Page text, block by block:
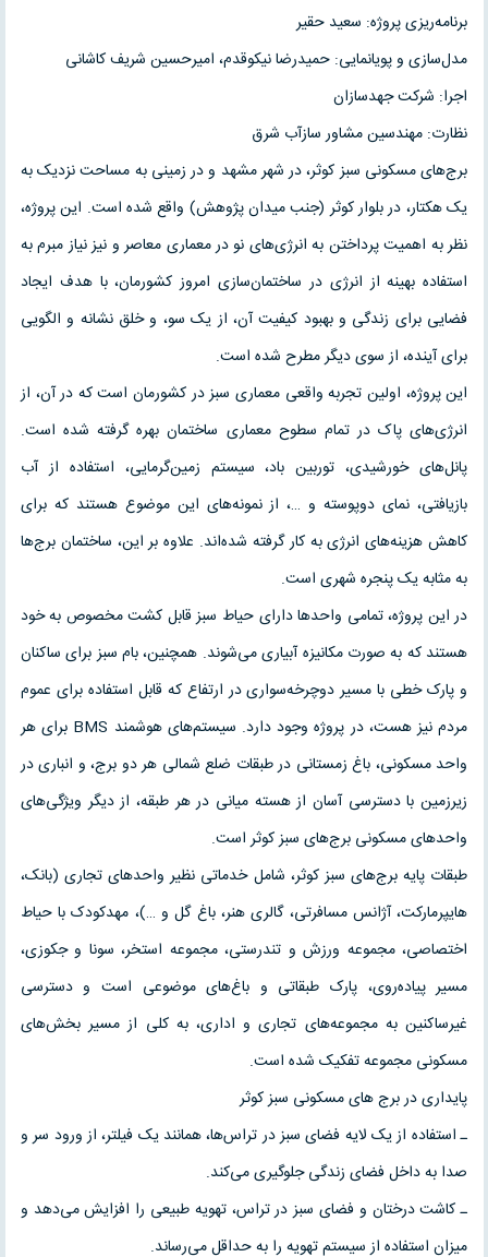
برنامه‌ریزی پروژه: سعید حقیر
مدل‌سازی و پویانمایی: حمیدرضا نیکوقدم، امیرحسین شریف کاشانی
اجرا: شرکت جهدسازان
نظارت: مهندسین مشاور سازآب شرق
برج‌های مسکونی سبز کوثر، در شهر مشهد و در زمینی به مساحت نزدیک به
یک هکتار، در بلوار کوثر (جنب میدان پژوهش) واقع شده است. این پروژه،
نظر به اهمیت پرداختن به انرژی‌های نو در معماری معاصر و نیز نیاز مبرم به
استفاده بهینه از انرژی در ساختمان‌سازی امروز کشورمان، با هدف ایجاد
فضایی برای زندگی و بهبود کیفیت آن، از یک سو، و خلق نشانه و الگویی
برای آینده، از سوی دیگر مطرح شده است.
این پروژه، اولین تجربه واقعی معماری سبز در کشورمان است که در آن، از
انرژی‌های پاک در تمام سطوح معماری ساختمان بهره گرفته شده است.
پانل‌های خورشیدی، توربین باد، سیستم زمین‌گرمایی، استفاده از آب
بازیافتی، نمای دوپوسته و …، از نمونه‌های این موضوع هستند که برای
کاهش هزینه‌های انرژی به کار گرفته شده‌اند. علاوه بر این، ساختمان برج‌ها
به مثابه یک پنجره شهری است.
در این پروژه، تمامی واحدها دارای حیاط سبز قابل کشت مخصوص به خود
هستند که به صورت مکانیزه آبیاری می‌شوند. همچنین، بام سبز برای ساکنان
و پارک خطی با مسیر دوچرخه‌سواری در ارتفاع که قابل استفاده برای عموم
مردم نیز هست، در پروژه وجود دارد. سیستم‌های هوشمند BMS برای هر
واحد مسکونی، باغ زمستانی در طبقات ضلع شمالی هر دو برج، و انباری در
زیرزمین با دسترسی آسان از هسته میانی در هر طبقه، از دیگر ویژگی‌های
واحدهای مسکونی برج‌های سبز کوثر است.
طبقات پایه برج‌های سبز کوثر، شامل خدماتی نظیر واحدهای تجاری (بانک،
هایپرمارکت، آژانس مسافرتی، گالری هنر، باغ گل و …)، مهدکودک با حیاط
اختصاصی، مجموعه ورزش و تندرستی، مجموعه استخر، سونا و جکوزی،
مسیر پیاده‌روی، پارک طبقاتی و باغ‌های موضوعی است و دسترسی
غیرساکنین به ‌مجموعه‌های تجاری و اداری، به کلی از مسیر بخش‌های
مسکونی مجموعه تفکیک شده است.
پایداری در برج های مسکونی سبز کوثر
ـ استفاده از یک لایه فضای سبز در تراس‌ها، همانند یک فیلتر، از ورود سر و
صدا به داخل فضای زندگی جلوگیری می‌کند.
ـ کاشت درختان و فضای سبز در تراس، تهویه طبیعی را افزایش می‌دهد و
میزان استفاده از سیستم تهویه را به حداقل می‌رساند.